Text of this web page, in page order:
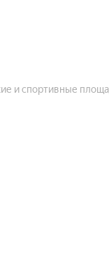
и спортивные